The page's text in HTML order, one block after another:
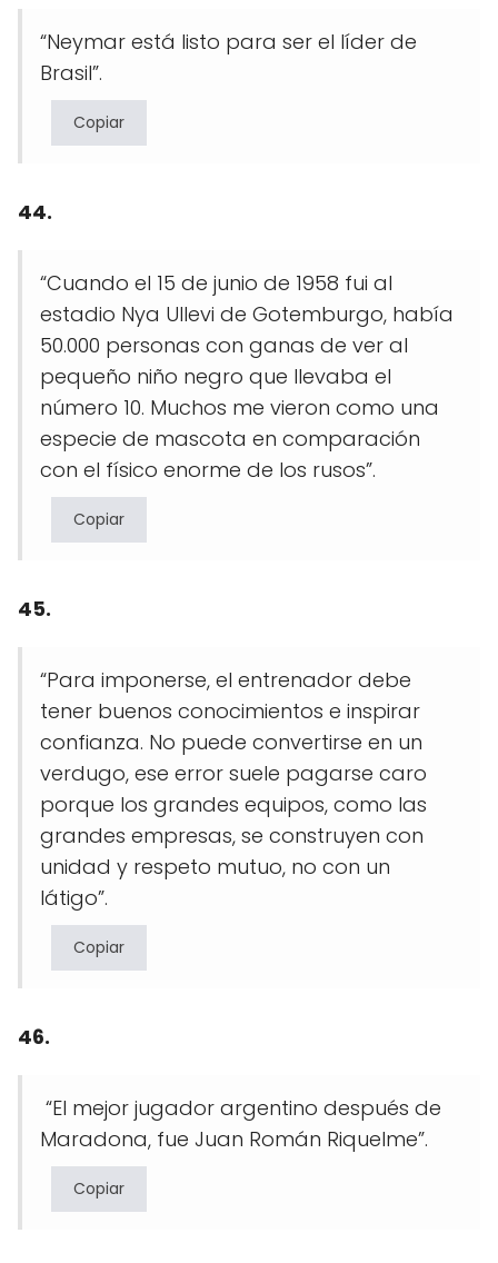
“Neymar está listo para ser el líder de
Brasil”.
Copiar
44.
“Cuando el 15 de junio de 1958 fui al
estadio Nya Ullevi de Gotemburgo, había
50.000 personas con ganas de ver al
pequeño niño negro que llevaba el
número 10. Muchos me vieron como una
especie de mascota en comparación
con el físico enorme de los rusos”.
Copiar
45.
“Para imponerse, el entrenador debe
tener buenos conocimientos e inspirar
confianza. No puede convertirse en un
verdugo, ese error suele pagarse caro
porque los grandes equipos, como las
grandes empresas, se construyen con
unidad y respeto mutuo, no con un
látigo”.
Copiar
46.
“El mejor jugador argentino después de
Maradona, fue Juan Román Riquelme”.
Copiar